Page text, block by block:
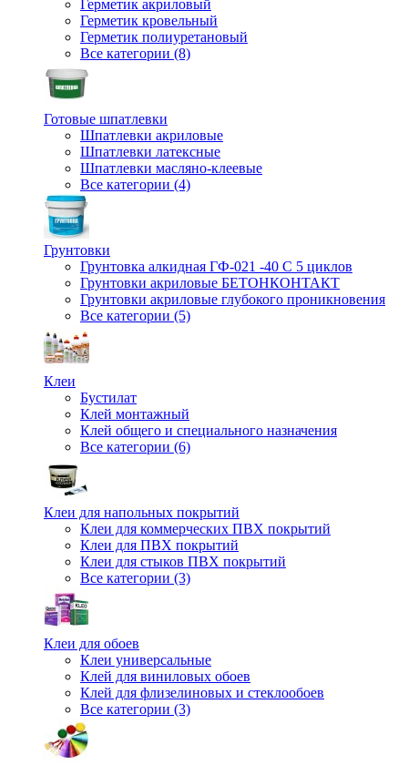
Герметик акриловый
Герметик кровельный
Герметик полиуретановый
Все категории (8)
Готовые шпатлевки
Шпатлевки акриловые
Шпатлевки латексные
Шпатлевки масляно-клеевые
Все категории (4)
Грунтовки
Грунтовка алкидная ГФ-021 -40 С 5 циклов
Грунтовки акриловые БЕТОНКОНТАКТ
Грунтовки акриловые глубокого проникновения
Все категории (5)
Клеи
Бустилат
Клей монтажный
Клей общего и специального назначения
Все категории (6)
Клеи для напольных покрытий
Клеи для коммерческих ПВХ покрытий
Клеи для ПВХ покрытий
Клеи для стыков ПВХ покрытий
Все категории (3)
Клеи для обоев
Клеи универсальные
Клей для виниловых обоев
Клей для флизелиновых и стеклообоев
Все категории (3)